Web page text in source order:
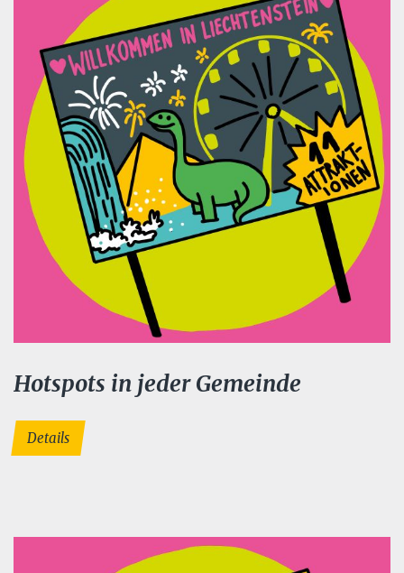
Hotspots in jeder Gemeinde
Details